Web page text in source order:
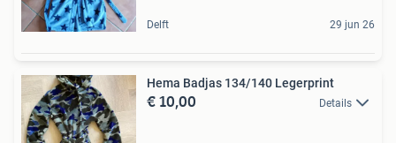
Delft 29 jun 26
Hema Badjas 134/140 Legerprint
€ 10,00 Details